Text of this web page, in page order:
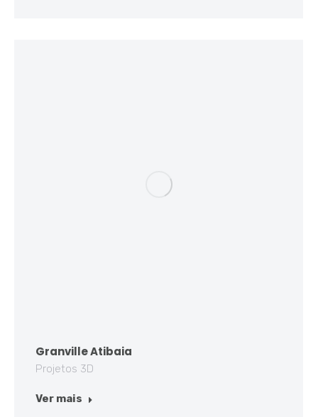
Granville Atibaia
Projetos 3D
Ver mais